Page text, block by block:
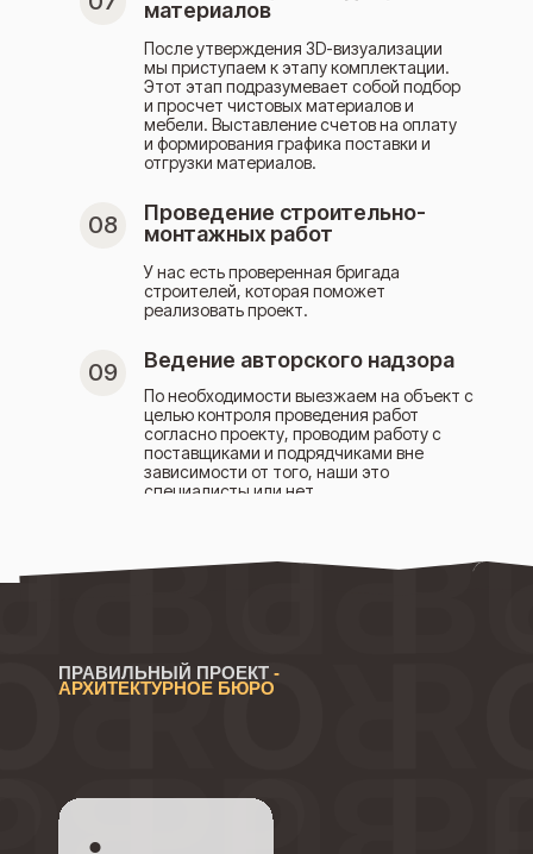
09 Ведение авторского надзора
По необходимости выезжаем на объект с
целью контроля проведения работ
согласно проекту, проводим работу с
поставщиками и подрядчиками вне
зависимости от того, наши это
специалисты или нет.
08
Проведение строительно-
монтажных работ
У нас есть проверенная бригада
строителей, которая поможет
реализовать проект.
материалов
После утверждения 3D-визуализации
мы приступаем к этапу комплектации.
Этот этап подразумевает собой подбор
и просчет чистовых материалов и
мебели. Выставление счетов на оплату
и формирования графика поставки и
отгрузки материалов.
ПРАВИЛЬНЫЙ ПРОЕКТ -
АРХИТЕКТУРНОЕ БЮРО